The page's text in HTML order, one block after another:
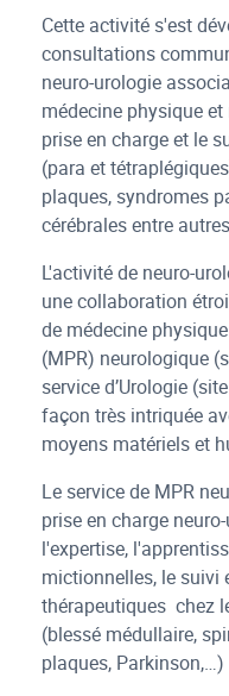
Cette activité s'est
consultations
neuro-urologie
médecine physique
prise en charge et le
(para et
plaques, syndromes
cérébrales entre
L'activité de neuro-
une collaboration
de médecine
(MPR) neurologique
service d’Urologie
façon très intriquée
moyens matériels et
Le service de MPR
prise en charge
l'expertise,
mictionnelles, le suivi
thérapeutiques chez
(blessé médullaire,
plaques, Parkinson,…)